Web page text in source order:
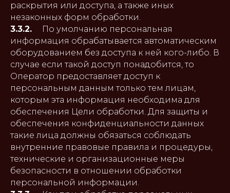
раскрытия или доступа, а также иных
незаконных форм обработки.
3.3.2.
По умолчанию персональная
информация обрабатывается автоматическим
оборудованием без доступа к ней кого-либо. В
случае если такой доступ понадобится, то
Оператор предоставляет доступ к
персональным данным только тем лицам,
которым эта информация необходима для
обеспечения Цели обработки. Для защиты и
обеспечения конфиденциальности данных
такие лица должны обязаться соблюдать
внутренние правовые правила и процедуры,
технические и организационные меры
безопасности в отношении обработки
персональной информации.